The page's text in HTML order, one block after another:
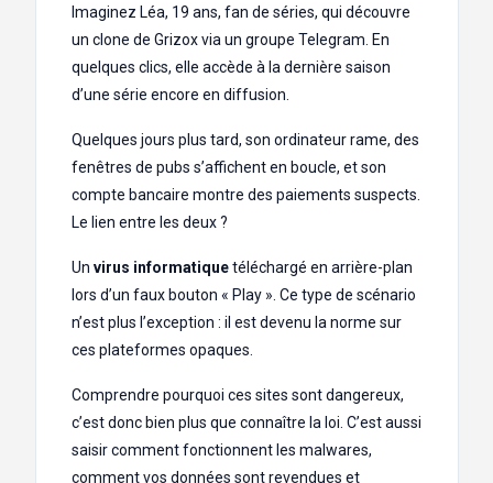
Imaginez Léa, 19 ans, fan de séries, qui découvre
un clone de Grizox via un groupe Telegram. En
quelques clics, elle accède à la dernière saison
d’une série encore en diffusion.
Quelques jours plus tard, son ordinateur rame, des
fenêtres de pubs s’affichent en boucle, et son
compte bancaire montre des paiements suspects.
Le lien entre les deux ?
Un virus informatiquetéléchargé en arrière-plan
lors d’un faux bouton « Play ». Ce type de scénario
n’est plus l’exception : il est devenu la norme sur
ces plateformes opaques.
Comprendre pourquoi ces sites sont dangereux,
c’est donc bien plus que connaître la loi. C’est aussi
saisir comment fonctionnent les malwares,
comment vos données sont revendues et